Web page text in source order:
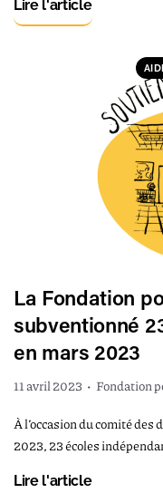
Lire l'article
La Fondation
subventionné
en mars 2023
11 avril 2023 • Fondation
À l’occasion du comité des
2023, 23 écoles
Lire l'article